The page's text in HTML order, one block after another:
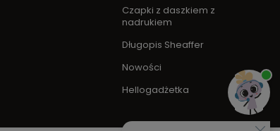
Czapki z daszkiem z
nadrukiem
Długopis Sheaffer
Nowości
Hellogadżetka